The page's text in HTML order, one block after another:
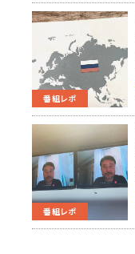
番組レポ
番組レポ